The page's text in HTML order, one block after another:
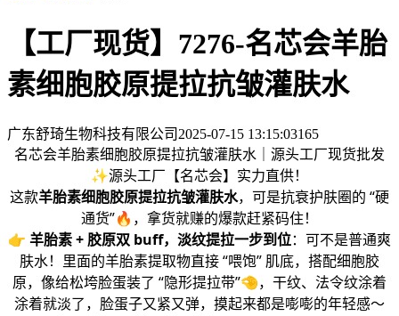
【工厂现货】7276-名芯会羊胎
素细胞胶原提拉抗皱灌肤水
广东舒琦生物科技有限公司 2025-07-15 13:15:03165
名芯会羊胎素细胞胶原提拉抗皱灌肤水｜源头工厂现货批发
✨源头工厂【名芯会】实力直供！
这款羊胎素细胞胶原提拉抗皱灌肤水，可是抗衰护肤圈的 “硬
通货”🔥，拿货就赚的爆款赶紧码住！
👉 羊胎素 + 胶原双 buff，淡纹提拉一步到位：可不是普通爽
肤水！里面的羊胎素提取物直接 “喂饱” 肌底，搭配细胞胶
原，像给松垮脸蛋装了 “隐形提拉带”🤏，干纹、法令纹涂着
涂着就淡了，脸蛋子又紧又弹，摸起来都是嘭嘭的年轻感～